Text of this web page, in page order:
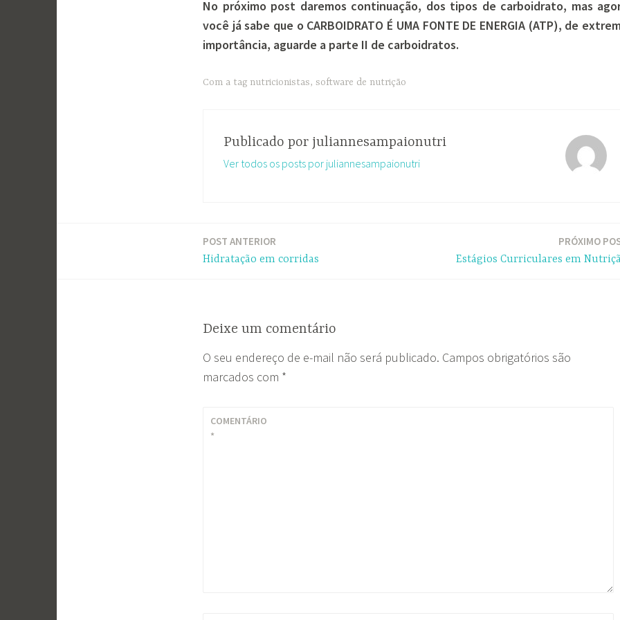
No próximo post daremos continuação, dos tipos de carboidrato, mas
você já sabe que o CARBOIDRATO É UMA FONTE DE ENERGIA (ATP), de
importância, aguarde a parte II de carboidratos.
Com a tag nutricionistas, software de nutrição
Publicado por juliannesampaionutri
Ver todos os posts por juliannesampaionutri
POST ANTERIOR
Hidratação em corridas
PRÓXIMO
Estágios Curriculares em
Deixe um comentário
O seu endereço de e-mail não será publicado. Campos obrigatórios são
marcados com *
COMENTÁRIO
*